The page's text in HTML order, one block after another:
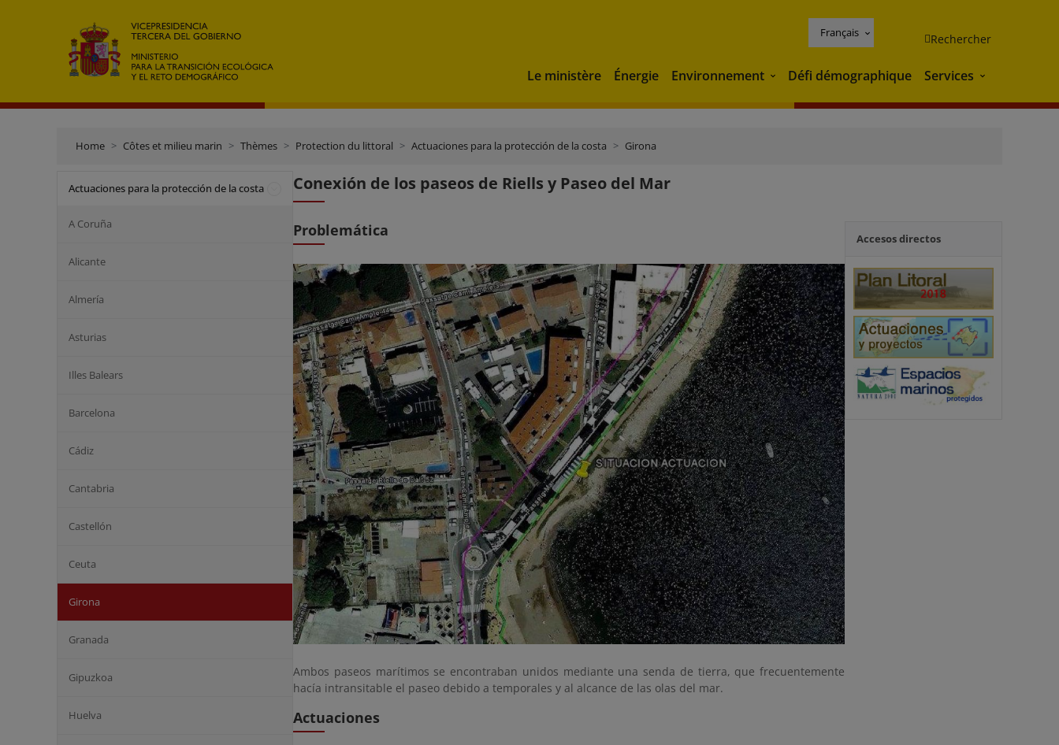
Français Rechercher
Le ministère Énergie Environnement Environnement
Défi démographique Services Services
Home Côtes et milieu marin Thèmes Protection du littoral Actuaciones para la protección de la costa Girona
Actuaciones para la protección de la costa
A Coruña
Alicante
Almería
Asturias
Illes Balears
Barcelona
Cádiz
Cantabria
Castellón
Ceuta
Girona
Granada
Gipuzkoa
Huelva
Conexión de los paseos de Riells y Paseo del Mar
Problemática
Ambos paseos marítimos se encontraban unidos mediante una senda de tierra, que frecuentemente
hacía intransitable el paseo debido a temporales y al alcance de las olas del mar.
Actuaciones
Accesos directos